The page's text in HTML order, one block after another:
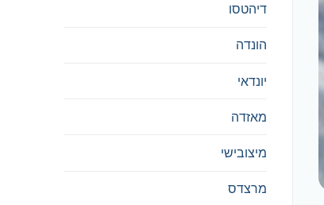
דיהטסו
הונדה
יונדאי
מאזדה
מיצובישי
מרצדס